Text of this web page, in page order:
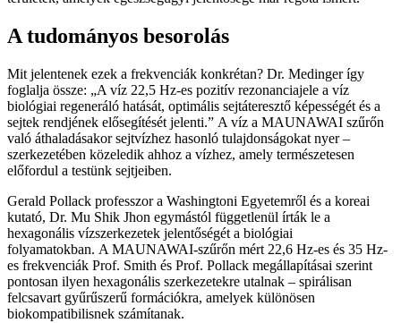
A tudományos besorolás
Mit jelentenek ezek a frekvenciák konkrétan? Dr. Medinger így
foglalja össze: „A víz 22,5 Hz-es pozitív rezonanciajele a víz
biológiai regeneráló hatását, optimális sejtáteresztő képességét és a
sejtek rendjének elősegítését jelenti.” A víz a MAUNAWAI szűrőn
való áthaladásakor sejtvízhez hasonló tulajdonságokat nyer –
szerkezetében közeledik ahhoz a vízhez, amely természetesen
előfordul a testünk sejtjeiben.
Gerald Pollack professzor a Washingtoni Egyetemről és a koreai
kutató, Dr. Mu Shik Jhon egymástól függetlenül írták le a
hexagonális vízszerkezetek jelentőségét a biológiai
folyamatokban. A MAUNAWAI-szűrőn mért 22,6 Hz-es és 35 Hz-
es frekvenciák Prof. Smith és Prof. Pollack megállapításai szerint
pontosan ilyen hexagonális szerkezetekre utalnak – spirálisan
felcsavart gyűrűszerű formációkra, amelyek különösen
biokompatibilisnek számítanak.